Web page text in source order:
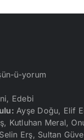
ü-yorum
Edebi
Ayşe Doğu, Elif
Kutluhan Meral,
Erş, Sultan